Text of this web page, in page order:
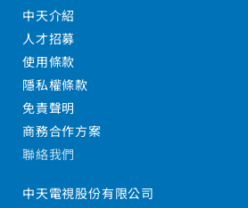
中天介紹
人才招募
使用條款
隱私權條款
免責聲明
商務合作方案
聯絡我們
中天電視股份有限公司